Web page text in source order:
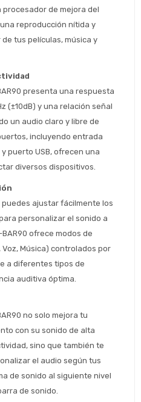
de mejora del
reproducción nítida y
tus películas, música y
presenta una respuesta
(±10dB) y una relación señal
un audio claro y libre de
incluyendo entrada
puerto USB, ofrecen una
diversos dispositivos.
ajustar fácilmente los
personalizar el sonido a
BAR90 ofrece modos de
Música) controlados por
a diferentes tipos de
auditiva óptima.
no solo mejora tu
con su sonido de alta
sino que también te
el audio según tus
de sonido al siguiente nivel
de sonido.
y Pagá
crediticia
a